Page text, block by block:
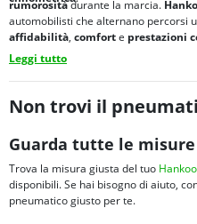
rumorositàdurante la marcia.
automobilisti che alternano percorsi
affidabilità, comforte prestazioni
Leggi tutto
Non trovi il
Guarda tutte le misure
Trova la misura giusta del tuo
disponibili. Se hai bisogno di aiuto,
pneumatico giusto per te.